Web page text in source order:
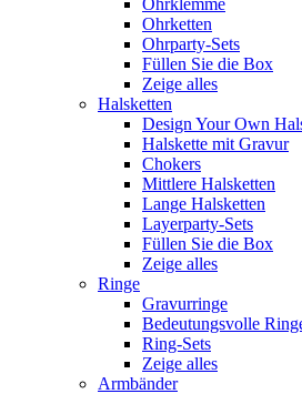
Ohrklemme
Ohrketten
Ohrparty-Sets
Füllen Sie die Box
Zeige alles
Halsketten
Design Your Own
Halskette mit Gravur
Chokers
Mittlere Halsketten
Lange Halsketten
Layerparty-Sets
Füllen Sie die Box
Zeige alles
Ringe
Gravurringe
Bedeutungsvolle
Ring-Sets
Zeige alles
Armbänder